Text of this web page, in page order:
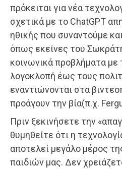
πρόκειται για νέα
σχετικά με το ChatGPT
ηθικής που συναντούμε
όπως εκείνες του
κοινωνικά προβλήματα με
λογοκλοπή έως τους
εναντιώνονται στα
προάγουν την βία(π.χ.
Πριν ξεκινήσετε την
θυμηθείτε ότι η
αποτελεί μεγάλο μέρος
παιδιών μας. Δεν